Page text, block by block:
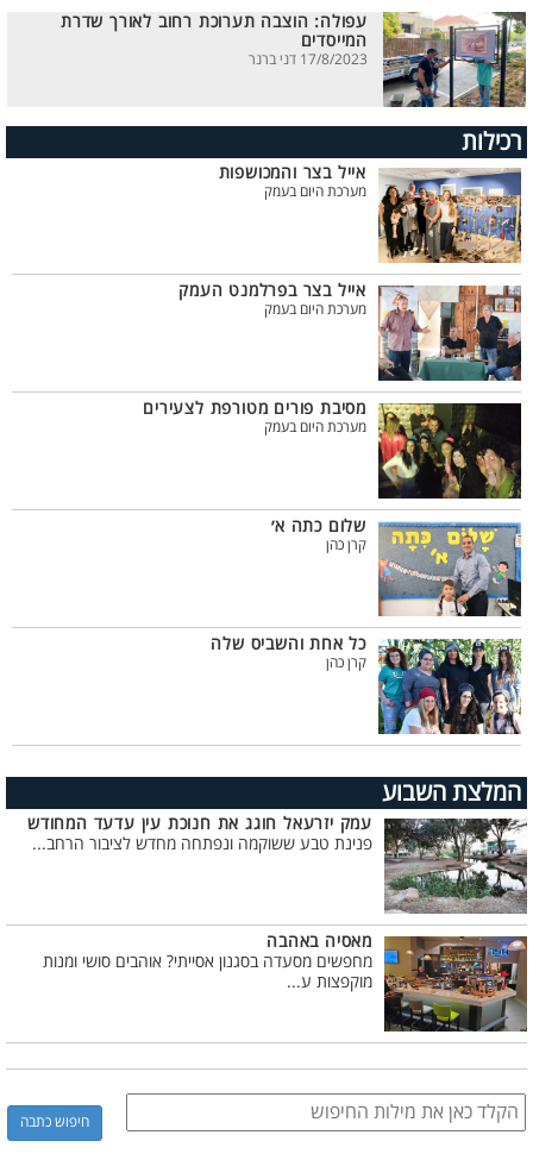
עפולה: הוצבה תערוכת רחוב לאורך שדרת
המייסדים
17/8/2023 דני ברנר
רכילות
אייל בצר והמכושפות
מערכת היום בעמק
אייל בצר בפרלמנט העמק
מערכת היום בעמק
מסיבת פורים מטורפת לצעירים
מערכת היום בעמק
שלום כתה א׳
קרן כהן
כל אחת והשביס שלה
קרן כהן
המלצת השבוע
עמק יזרעאל חוגג את חנוכת עין עדעד המחודש
פנינת טבע ששוקמה ונפתחה מחדש לציבור הרחב...
מאסיה באהבה
מחפשים מסעדה בסגנון אסייתי? אוהבים סושי ומנות
מוקפצות ע...